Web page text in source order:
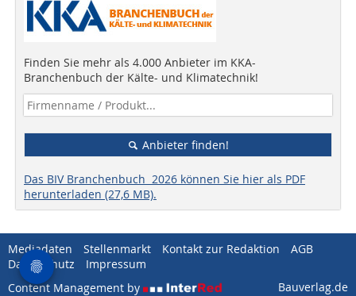
Finden Sie mehr als 4.000 Anbieter im KKA-
Branchenbuch der Kälte- und Klimatechnik!
Anbieter finden!
Das BIV Branchenbuch 2026 können Sie hier als PDF
herunterladen (27,6 MB).
Mediadaten Stellenmarkt Kontakt zur Redaktion
AGB
Datenschutz
Impressum
Content Management by
Bauverlag.de